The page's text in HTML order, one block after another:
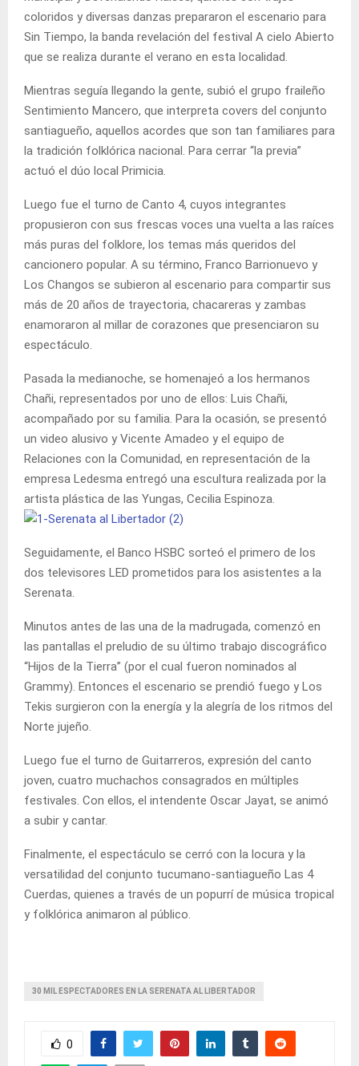
coloridos y diversas danzas prepararon el escenario para
Sin Tiempo, la banda revelación del festival A cielo Abierto
que se realiza durante el verano en esta localidad.
Mientras seguía llegando la gente, subió el grupo fraileño
Sentimiento Mancero, que interpreta covers del conjunto
santiagueño, aquellos acordes que son tan familiares para
la tradición folklórica nacional. Para cerrar “la previa”
actuó el dúo local Primicia.
Luego fue el turno de Canto 4, cuyos integrantes
propusieron con sus frescas voces una vuelta a las raíces
más puras del folklore, los temas más queridos del
cancionero popular. A su término, Franco Barrionuevo y
Los Changos se subieron al escenario para compartir sus
más de 20 años de trayectoria, chacareras y zambas
enamoraron al millar de corazones que presenciaron su
espectáculo.
Pasada la medianoche, se homenajeó a los hermanos
Chañi, representados por uno de ellos: Luis Chañi,
acompañado por su familia. Para la ocasión, se presentó
un video alusivo y Vicente Amadeo y el equipo de
Relaciones con la Comunidad, en representación de la
empresa Ledesma entregó una escultura realizada por la
artista plástica de las Yungas, Cecilia Espinoza.
Seguidamente, el Banco HSBC sorteó el primero de los
dos televisores LED prometidos para los asistentes a la
Serenata.
Minutos antes de las una de la madrugada, comenzó en
las pantallas el preludio de su último trabajo discográfico
“Hijos de la Tierra” (por el cual fueron nominados al
Grammy). Entonces el escenario se prendió fuego y Los
Tekis surgieron con la energía y la alegría de los ritmos del
Norte jujeño.
Luego fue el turno de Guitarreros, expresión del canto
joven, cuatro muchachos consagrados en múltiples
festivales. Con ellos, el intendente Oscar Jayat, se animó
a subir y cantar.
Finalmente, el espectáculo se cerró con la locura y la
versatilidad del conjunto tucumano-santiagueño Las 4
Cuerdas, quienes a través de un popurrí de música tropical
y folklórica animaron al público.
30 MIL ESPECTADORES EN LA SERENATA AL LIBERTADOR
0